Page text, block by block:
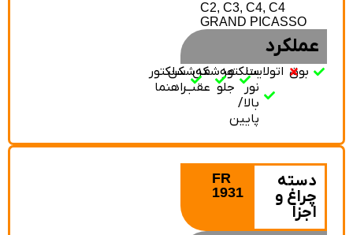
C2, C3, C4, C4
GRAND PICASSO
عملکرد
بوق اتولایتسلکتور
نور
بالا/
پایین
مه‌شکن
جلو
مه‌شکن
عقب
سلکتور
راهنما
دسته
چراغ و
1931